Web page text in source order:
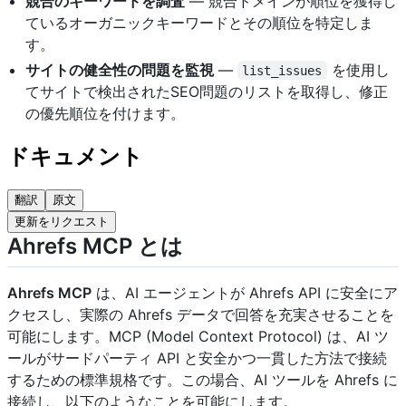
ているオーガニックキーワードとその順位を特定しま
す。
サイトの健全性の問題を監視— list_issues
を使用し
てサイトで検出されたSEO問題のリストを取得し、修正
の優先順位を付けます。
ドキュメント
翻訳
原文
更新をリクエスト
Ahrefs MCP とは
Ahrefs MCP は、AI エージェントが Ahrefs API に安全にア
クセスし、実際の Ahrefs データで回答を充実させることを
可能にします。MCP (Model Context Protocol) は、AI ツ
ールがサードパーティ API と安全かつ一貫した方法で接続
するための標準規格です。この場合、AI ツールを Ahrefs に
接続し、以下のようなことを可能にします。